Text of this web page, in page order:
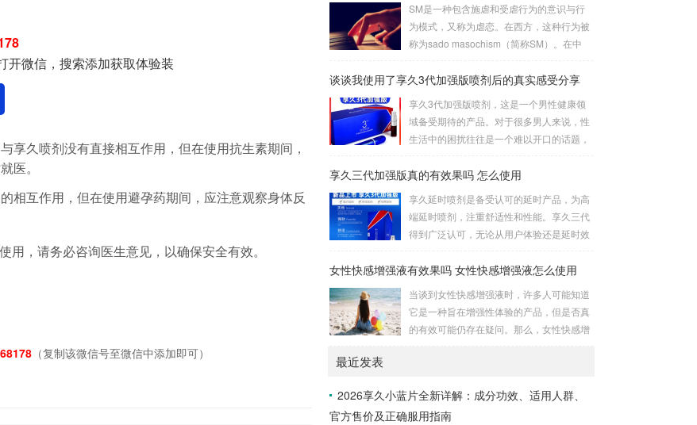
开微信，搜索添加获取体验装
享久喷剂没有直接相互作用，但在使用抗生素期间，
医。
相互作用，但在使用避孕药期间，应注意观察身体反
，请务必咨询医生意见，以确保安全有效。
（复制该微信号至微信中添加即可）
这种体位让双方能更轻松地互相口爱。3、
立式是一种较为高难度的体位，其中一人站
立，而另一人倒立。考验了男女双方身体素
势的独特之处在于，女性可以更轻松地掌控
伴侣的口舌刺激，同时避免疲劳。男性则可
通过合适的角度和...
SM是一种包含施虐和受虐行为的意识与行
为模式，又称为虐恋。在西方，这种行为被
称为sado masochism（简称SM）。在中
词是由施虐倾向（Sadism）和受虐倾向（M
们通常所说的SM。SM情趣道具包括捆绑和
束缚、悬吊、性辅助工具、灌肠、导尿、窒
息、穿刺穿环、舔、野外调教、蜡烛、冰
具在使用时需要注意安全和卫生，尤其是涉
及到身体部位的刺激和捆绑时，要注意血...
谈谈我使用了享久3代加强版喷剂后的真实感受分享
享久3代加强版喷剂，这是一个男性健康领
域备受期待的产品。对于很多男人来说，性
生活中的困扰往往是一个难以开口的话题，
之道。我对这款产品的真实感受是非常积极
了显著的帮助。首先，我要强调的是这个产
品的使用非常简单。只需将享久3代加强版
喷剂喷洒在阳具上，然后轻轻按摩，稍等片
我来说非常重要，因为它不需要繁琐的准备
或额外的设备，而是一个方便且离不开家的
解决方案。当我第一次使用...
享久三代加强版真的有效果吗 怎么使用
享久延时喷剂是备受认可的延时产品，为高
端延时喷剂，注重舒适性和性能。享久三代
得到广泛认可，无论从用户体验还是延时效
理解析享久三代的成分包括红高颗、丁香、
参、秦椒、乙醇等。这些成分不仅减少敏感
度以延长时间，还添加了提升快感的成分，
实现延时效果的同时保留性生活的乐趣。产
效，30分钟至7小时内效果最佳，15小时内
持续有效。清洗...
女性快感增强液有效果吗 女性快感增强液怎么使用
当谈到女性快感增强液时，许多人可能知道
它是一种旨在增强性体验的产品，但是否真
的有效可能仍存在疑问。那么，女性快感增
液是一种针对女性的产品，据称可以增强性
欲。如果你在性方面感到冷漠，可以考虑尝
最近发表
2026享久小蓝片全新详解：成分功效、适用人群、
官方售价及正确服用指南